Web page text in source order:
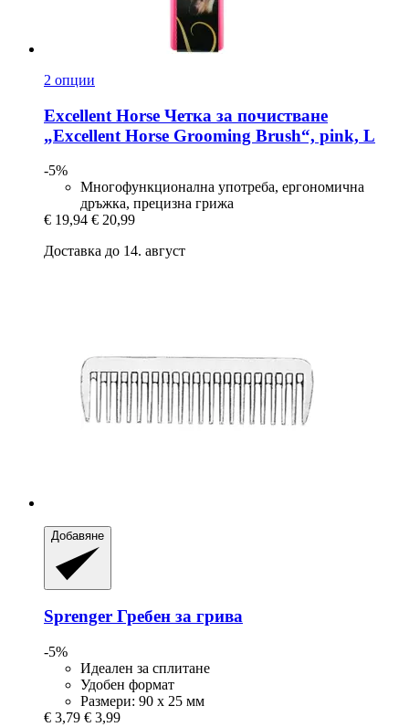
2 опции
Excellent Horse Четка за почистване
„Excellent Horse Grooming Brush“, pink, L
-5%
Многофункционална употреба, ергономична
дръжка, прецизна грижа
€ 19,94 € 20,99
Доставка до 14. август
Добавяне
Sprenger Гребен за грива
-5%
Идеален за сплитане
Удобен формат
Размери: 90 x 25 мм
€ 3,79 € 3,99